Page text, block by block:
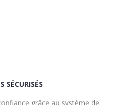
SÉCURISÉS
grâce au système de